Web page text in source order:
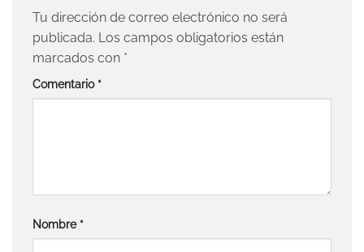
Tu dirección de correo electrónico no será
publicada. Los campos obligatorios están
marcados con *
Comentario *
Nombre *